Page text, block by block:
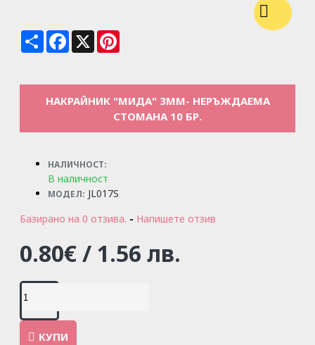
Share Facebook
X
НАКРАЙНИК "МИДА" 3MM- НЕРЪЖДАЕМА
СТОМАНА 10 БР.
НАЛИЧНОСТ:
В наличност
МОДЕЛ: JL017S
Базирано на 0 отзива. - Напишете отзив
0.80€ / 1.56 лв.
КУПИ